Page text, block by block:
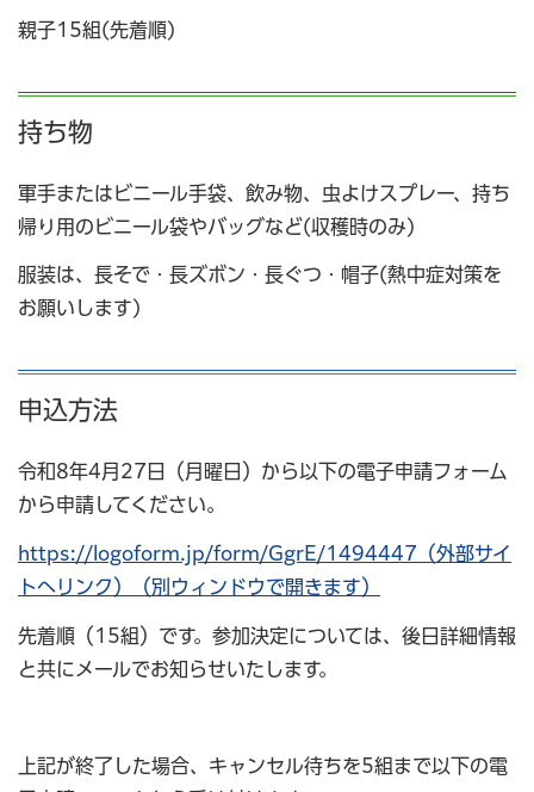
親子15組(先着順)
持ち物
軍手またはビニール手袋、飲み物、虫よけスプレー、持ち
帰り用のビニール袋やバッグなど(収穫時のみ)
服装は、長そで・長ズボン・長ぐつ・帽子(熱中症対策を
お願いします)
申込方法
令和8年4月27日（月曜日）から以下の電子申請フォーム
から申請してください。
https://logoform.jp/form/GgrE/1494447（外部サイ
トへリンク）（別ウィンドウで開きます）
先着順（15組）です。参加決定については、後日詳細情報
と共にメールでお知らせいたします。
上記が終了した場合、キャンセル待ちを5組まで以下の電